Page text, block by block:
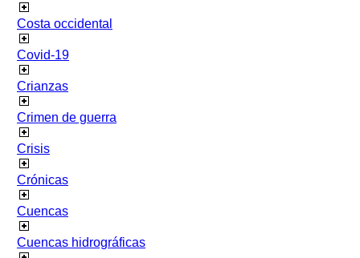
Costa occidental
Covid-19
Crianzas
Crimen de guerra
Crisis
Crónicas
Cuencas
Cuencas hidrográficas